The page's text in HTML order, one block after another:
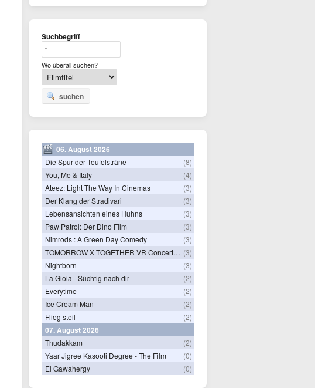
Suchbegriff
Wo überall suchen?
suchen
06. August 2026
Die Spur der Teufelsträne
(8)
You, Me & Italy
(4)
Ateez: Light The Way In Cinemas
(3)
Der Klang der Stradivari
(3)
Lebensansichten eines Huhns
(3)
Paw Patrol: Der Dino Film
(3)
Nimrods : A Green Day Comedy
(3)
TOMORROW X TOGETHER VR Concert: Endless Ride (3)
Nightborn
(3)
La Gioia - Süchtig nach dir
(2)
Everytime
(2)
Ice Cream Man
(2)
Flieg steil
(2)
07. August 2026
Thudakkam
(2)
Yaar Jigree Kasooti Degree - The Film
(0)
El Gawahergy
(0)